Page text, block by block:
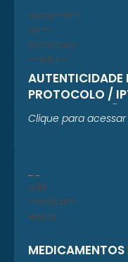
AUTENTICIDADE
PROTOCOLO /
Clique para acessar